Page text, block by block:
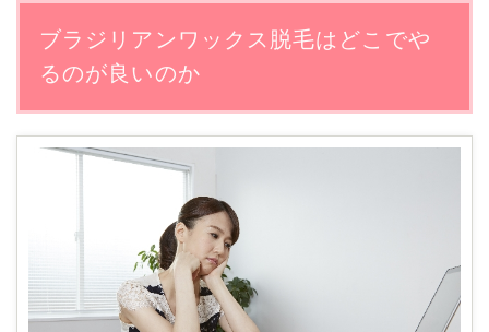
ブラジリアンワックス脱毛はどこでや
るのが良いのか